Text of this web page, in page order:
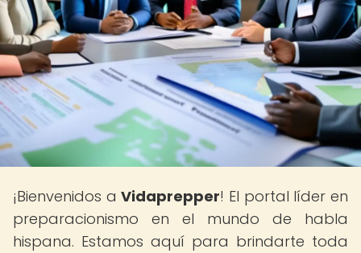
¡Bienvenidos aVidaprepper! El portal líder en
preparacionismo en el mundo de habla
hispana. Estamos aquí para brindarte toda